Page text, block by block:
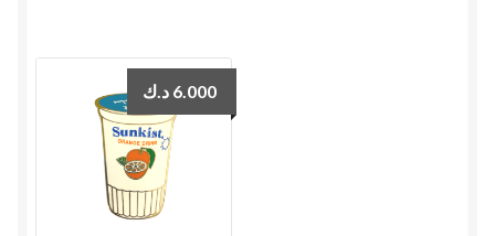
6.000 د.ك